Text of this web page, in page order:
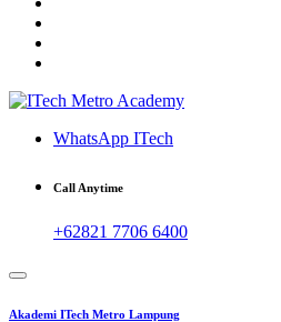
WhatsApp ITech
Call Anytime
+62821 7706 6400
Akademi ITech Metro Lampung